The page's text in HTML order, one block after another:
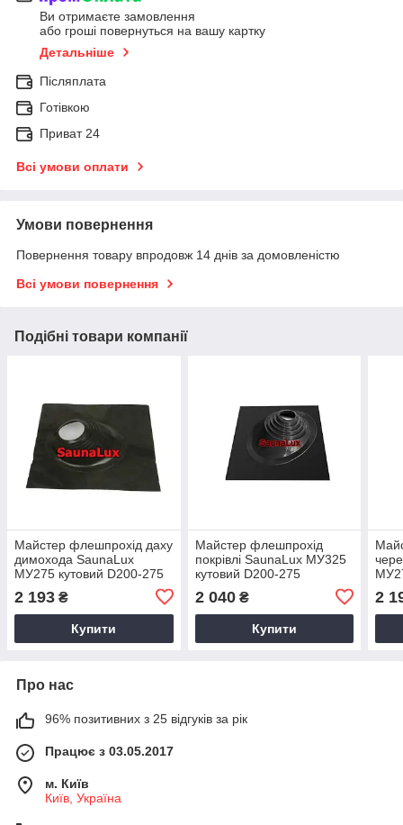
Ви отримаєте замовлення
або гроші повернуться на вашу картку
Детальніше
Післяплата
Готівкою
Приват 24
Всі умови оплати
Умови повернення
Повернення товару впродовж 14 днів за домовленістю
Всі умови повернення
Подібні товари компанії
Майстер флешпрохід даху
димохода SaunaLux
МУ275 кутовий D200-275
2 193 ₴
Купити
Майстер флешпрохід
покрівлі SaunaLux МУ325
кутовий D200-275
2 040₴
Купити
2
Про нас
96% позитивних з 25 відгуків за рік
Працює з 03.05.2017
м. Київ
Київ, Україна